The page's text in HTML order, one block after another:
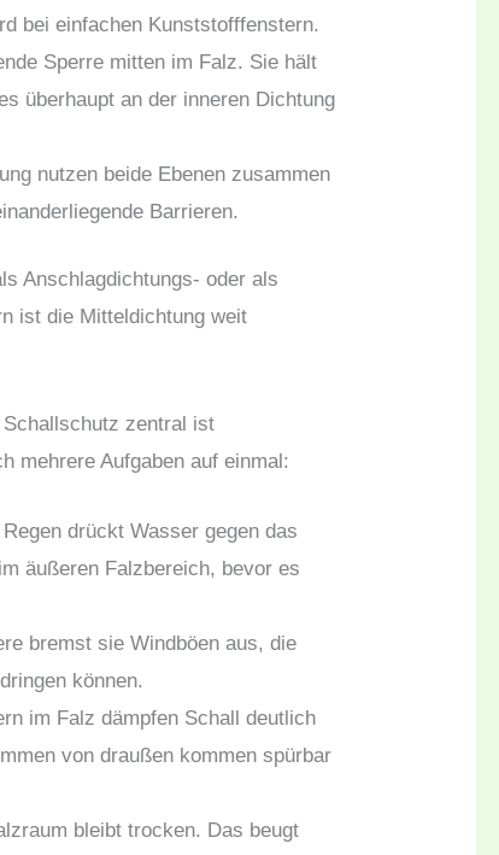
bei einfachen Kunststofffenstern.
Sperre mitten im Falz. Sie hält
überhaupt an der inneren Dichtung
nutzen beide Ebenen zusammen
Barrieren.
Anschlagdichtungs- oder als
ist die Mitteldichtung weit
zentral ist
mehrere Aufgaben auf einmal:
drückt Wasser gegen das
äußeren Falzbereich, bevor es
bremst sie Windböen aus, die
können.
im Falz dämpfen Schall deutlich
von draußen kommen spürbar
bleibt trocken. Das beugt